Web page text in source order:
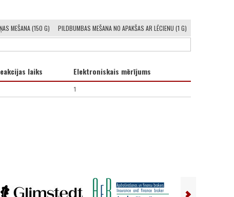
MEŠANA (150 G) PILDBUMBAS MEŠANA NO APAKŠAS AR LĒCIENU (1 G)
laiks Elektroniskais mērījums
1